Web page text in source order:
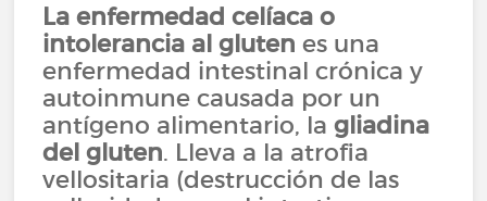
La enfermedad celíaca o
intolerancia al gluten es una
enfermedad intestinal crónica y
autoinmune causada por un
antígeno alimentario, lagliadina
del gluten. Lleva a la atrofia
vellositaria (destrucción de las